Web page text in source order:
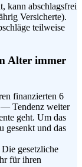
kann abschlagsfrei
Versicherte).
teilweise
Alter immer
finanzierten 6
— Tendenz weiter
geht. Um das
gesenkt und das
gesetzliche
für ihren